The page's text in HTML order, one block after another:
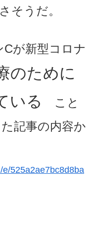
そうだ。
が新型コロナ
のために
いる
こと
記事の内容か
525a2ae7bc8d8ba